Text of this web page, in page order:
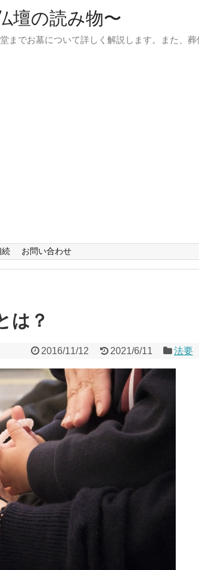
壇の読み物〜
までお墓について詳しく解説します。また、
続 お問い合わせ
は？
2016/11/12 2021/6/11 法要